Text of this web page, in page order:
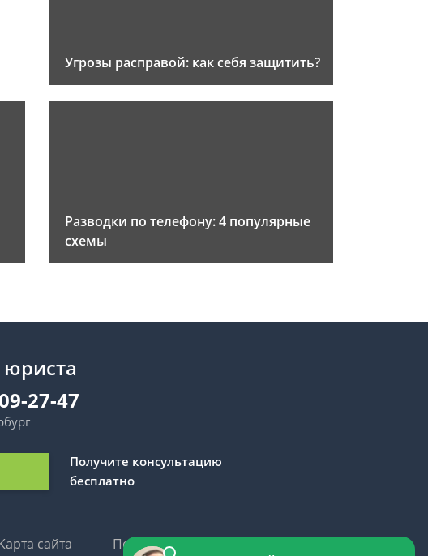
Угрозы расправой: как себя защитить?
Разводки по телефону: 4 популярные
схемы
юриста
27-47
Получите консультацию
бесплатно
сайта Политика персональных данных